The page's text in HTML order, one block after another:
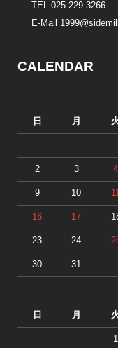
TEL 025-229-3266
E-Mail
CALENDAR
日 月
2 3 4
9 10
16 17
23 24
30 31
日 月
1